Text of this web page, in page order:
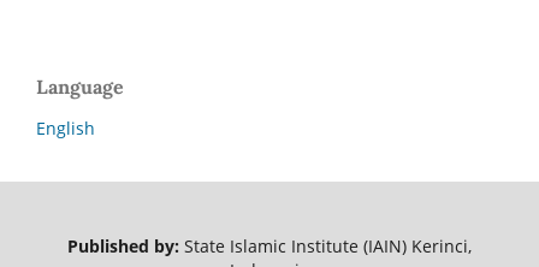
Language
English
Published by: State Islamic Institute (IAIN) Kerinci,